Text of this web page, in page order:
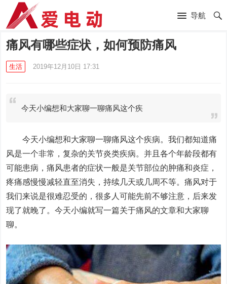
导航
痛风有哪些症状，如何预防痛风
生活 2019年12月10日 17:31
今天小编想和大家聊一聊痛风这个疾
今天小编想和大家聊一聊痛风这个疾病。我们都知道痛
风是一个非常，复杂的关节炎类疾病。并且各个年龄段都有
可能患病，痛风患者的症状一般是关节部位的肿痛和炎症，
疼痛感慢慢减轻直至消失，持续几天或几周不等。痛风对于
我们来说是很难忍受的，很多人可能先前不够注意，后来发
现了就晚了。今天小编就写一篇关于痛风的文章和大家聊
聊。